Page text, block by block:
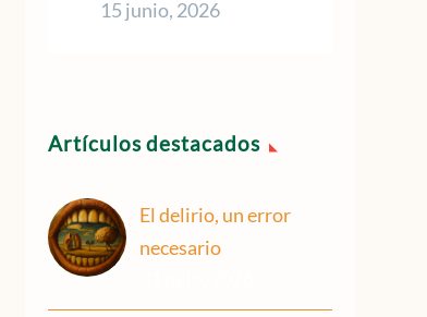
15 junio, 2026
Artículos destacados
El delirio, un error
necesario